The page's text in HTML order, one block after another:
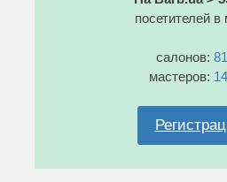
посетителей в
салонов:
мастеров: